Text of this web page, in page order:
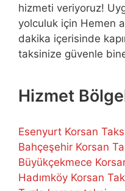
hizmeti veriyoruz!
yolculuk için Hemen
dakika içerisinde
taksinize güvenle
Hizmet
Esenyurt Korsan
Bahçeşehir Korsan
Büyükçekmece
Hadımköy Korsan